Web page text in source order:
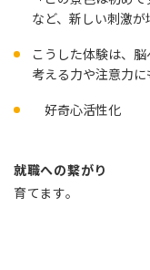
など、新しい刺激が
こうした体験は、脳
考える力や注意力に
好奇心活性化
就職への繋
育てます。